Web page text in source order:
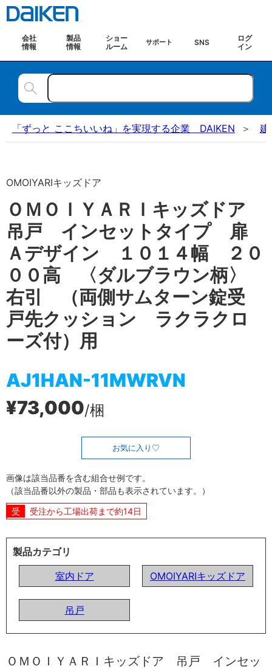
会社
情報
製品
情報
ショー
ルーム
サポート SNS
ログ
イン
「ずっと ここちいいね」を実現する企業 DAIKEN 建
OMOIYARIキッズドア
ＯＭＯＩＹＡＲＩキッズドア
吊戸 インセットタイプ 扉
Ａデザイン １０１４幅 ２０
００高 〈ダルブラウン柄〉
右引 （両側サムターン錠受
戸先クッション ラクラクロ
ーズ付）用
AJ1HAN-11MWRVN
¥73,000/梱
お気に入り
画像は該当品番を含む組合せ例です。
（該当品番以外の製品・部品も表示されています。）
受注から工場出荷まで約14日
製品カテゴリ
室内ドア
OMOIYARIキッズドア
吊戸
ＯＭＯＩＹＡＲＩキッズドア 吊戸 インセッ